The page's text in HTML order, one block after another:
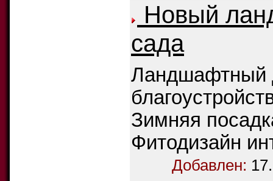
Новый
сада
Ландшафтный
Зимняя
Фитодизайн
Добавлен: